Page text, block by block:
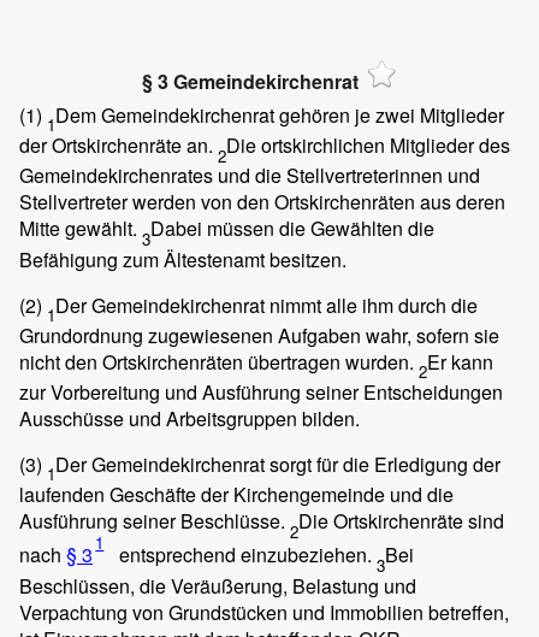
§ 3 Gemeindekirchenrat
(1) 1Dem Gemeindekirchenrat gehören je zwei Mitglieder
der Ortskirchenräte an. 2Die ortskirchlichen Mitglieder des
Gemeindekirchenrates und die Stellvertreterinnen und
Stellvertreter werden von den Ortskirchenräten aus deren
Mitte gewählt. 3Dabei müssen die Gewählten die
Befähigung zum Ältestenamt besitzen.
(2) 1Der Gemeindekirchenrat nimmt alle ihm durch die
Grundordnung zugewiesenen Aufgaben wahr, sofern sie
nicht den Ortskirchenräten übertragen wurden. 2Er kann
zur Vorbereitung und Ausführung seiner Entscheidungen
Ausschüsse und Arbeitsgruppen bilden.
(3) 1Der Gemeindekirchenrat sorgt für die Erledigung der
laufenden Geschäfte der Kirchengemeinde und die
Ausführung seiner Beschlüsse. 2Die Ortskirchenräte sind
nach § 3 1 entsprechend einzubeziehen. 3Bei
Beschlüssen, die Veräußerung, Belastung und
Verpachtung von Grundstücken und Immobilien betreffen,